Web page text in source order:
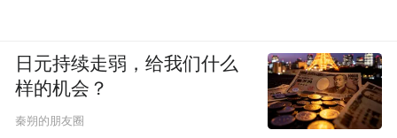
日元持续走弱，给我们什么
样的机会？
秦朔的朋友圈